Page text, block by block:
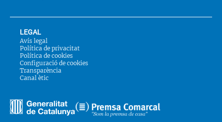
LEGAL
Avís legal
Política de privacitat
Política de cookies
Configuració de cookies
Transparència
Canal ètic